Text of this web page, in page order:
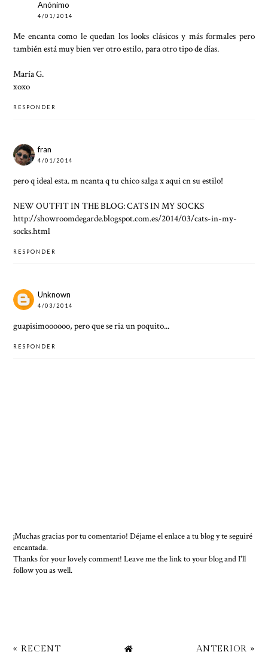
Anónimo
4/01/2014
Me encanta como le quedan los looks clásicos y más formales pero
también está muy bien ver otro estilo, para otro tipo de días.
María G.
xoxo
RESPONDER
fran
4/01/2014
pero q ideal esta. m ncanta q tu chico salga x aqui cn su estilo!
NEW OUTFIT IN THE BLOG: CATS IN MY SOCKS
http://showroomdegarde.blogspot.com.es/2014/03/cats-in-my-
socks.html
RESPONDER
Unknown
4/03/2014
guapisimoooooo, pero que se ria un poquito...
RESPONDER
¡Muchas gracias por tu comentario! Déjame el enlace a tu blog y te seguiré
encantada.
Thanks for your lovely comment! Leave me the link to your blog and I'll
follow you as well.
« RECENT ANTERIOR »